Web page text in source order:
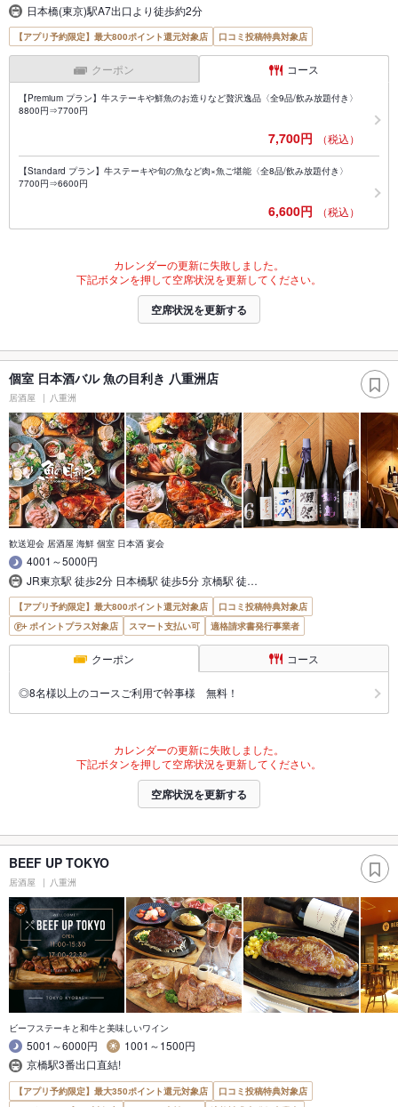
日本橋(東京)駅A7出口より徒歩約2分
【アプリ予約限定】最大800ポイント還元対象店 口コミ投稿特典対象店
クーポン コース
【Premium プラン】牛ステーキや鮮魚のお造りなど贅沢逸品〈全9品/飲み放題付き〉
8800円⇒7700円
7,700円 （税込）
【Standard プラン】牛ステーキや旬の魚など肉×魚ご堪能〈全8品/飲み放題付き〉
7700円⇒6600円
6,600円 （税込）
カレンダーの更新に失敗しました。
下記ボタンを押して空席状況を更新してください。
空席状況を更新する
個室 日本酒バル 魚の目利き 八重洲店
居酒屋 八重洲
歓送迎会 居酒屋 海鮮 個室 日本酒 宴会
4001～5000円
JR東京駅 徒歩2分 日本橋駅 徒歩5分 京橋駅 徒…
【アプリ予約限定】最大800ポイント還元対象店
口コミ投稿特典対象店
ポイントプラス対象店
スマート支払い可 適格請求書発行事業者
クーポン コース
◎8名様以上のコースご利用で幹事様 無料！
カレンダーの更新に失敗しました。
下記ボタンを押して空席状況を更新してください。
空席状況を更新する
BEEF UP TOKYO
居酒屋 八重洲
ビーフステーキと和牛と美味しいワイン
5001～6000円
1001～1500円
京橋駅3番出口直結!
【アプリ予約限定】最大350ポイント還元対象店
口コミ投稿特典対象店